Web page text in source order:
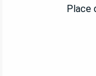
Place